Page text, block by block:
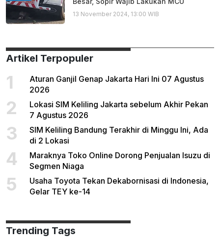
13 November 2024, 13:00 WIB
Artikel Terpopuler
1
Aturan Ganjil Genap Jakarta Hari Ini 07 Agustus
2026
2
Lokasi SIM Keliling Jakarta sebelum Akhir Pekan
7 Agustus 2026
3
SIM Keliling Bandung Terakhir di Minggu Ini, Ada
di 2 Lokasi
4
Maraknya Toko Online Dorong Penjualan Isuzu di
Segmen Niaga
5
Usaha Toyota Tekan Dekabornisasi di Indonesia,
Gelar TEY ke-14
Trending Tags